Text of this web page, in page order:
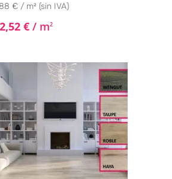
€ / m² (sin IVA)
€ / m2